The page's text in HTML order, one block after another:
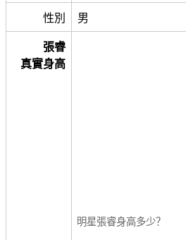
性別 男
張睿
真實身高
明星張睿身高多少？